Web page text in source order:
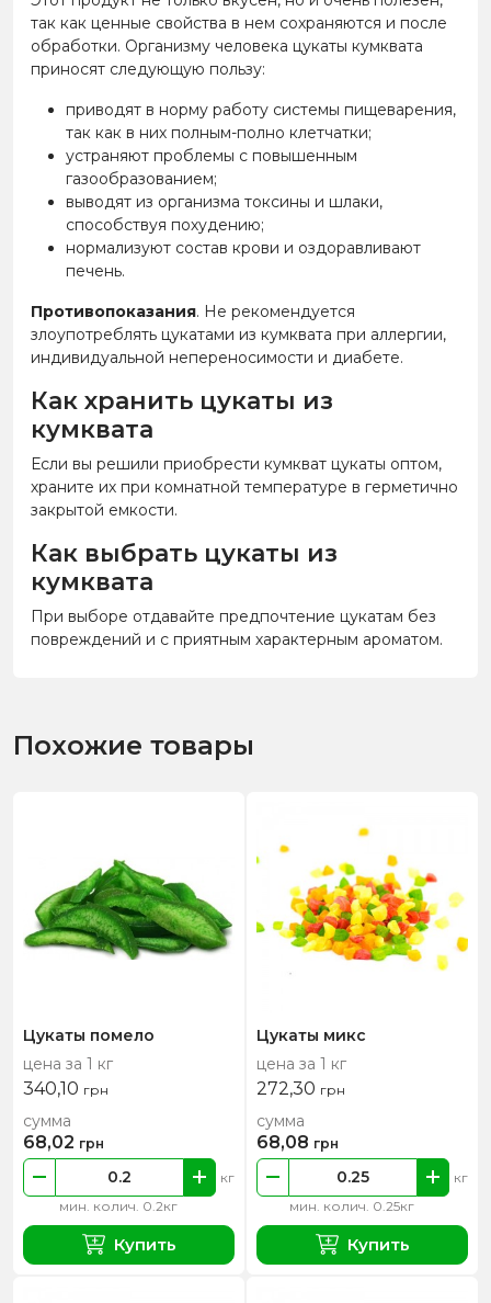
так как ценные свойства в нем сохраняются и после
обработки. Организму человека цукаты кумквата
приносят следующую пользу:
приводят в норму работу системы пищеварения,
так как в них полным-полно клетчатки;
устраняют проблемы с повышенным
газообразованием;
выводят из организма токсины и шлаки,
способствуя похудению;
нормализуют состав крови и оздоравливают
печень.
Противопоказания. Не рекомендуется
злоупотреблять цукатами из кумквата при аллергии,
индивидуальной непереносимости и диабете.
Как хранить цукаты из
кумквата
Если вы решили приобрести кумкват цукаты оптом,
храните их при комнатной температуре в герметично
закрытой емкости.
Как выбрать цукаты из
кумквата
При выборе отдавайте предпочтение цукатам без
повреждений и с приятным характерным ароматом.
Похожие товары
Цукаты помело
цена за 1 кг
340,10 грн
мин. колич. 0.2кг
кг
сумма
68,02 грн
Купить
Цукаты микс
цена за 1 кг
272,30 грн
мин. колич. 0.25кг
кг
сумма
68,08 грн
Купить